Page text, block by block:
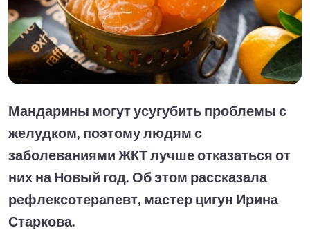
Мандарины могут усугубить проблемы с
желудком, поэтому людям с
заболеваниями ЖКТ лучше отказаться от
них на Новый год. Об этом рассказала
рефлексотерапевт, мастер цигун Ирина
Старкова.